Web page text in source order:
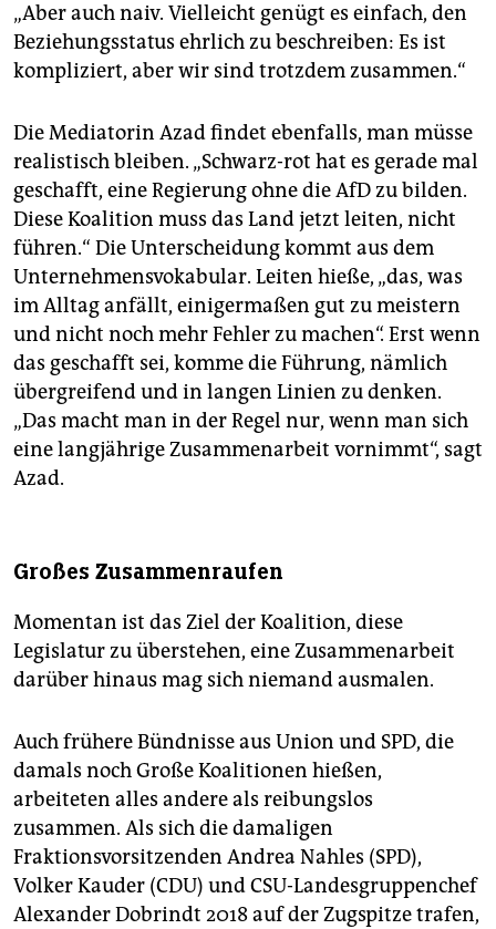
„Aber auch naiv. Vielleicht genügt es einfach, den
Beziehungsstatus ehrlich zu beschreiben: Es ist
kompliziert, aber wir sind trotzdem zusammen.“
Die Mediatorin Azad findet ebenfalls, man müsse
realistisch bleiben. „Schwarz-rot hat es gerade mal
geschafft, eine Regierung ohne die AfD zu bilden.
Diese Koalition muss das Land jetzt leiten, nicht
führen.“ Die Unterscheidung kommt aus dem
Unternehmensvokabular. Leiten hieße, „das, was
im Alltag anfällt, einigermaßen gut zu meistern
und nicht noch mehr Fehler zu machen“. Erst wenn
das geschafft sei, komme die Führung, nämlich
übergreifend und in langen Linien zu denken.
„Das macht man in der Regel nur, wenn man sich
eine langjährige Zusammenarbeit vornimmt“, sagt
Azad.
Großes Zusammenraufen
Momentan ist das Ziel der Koalition, diese
Legislatur zu überstehen, eine Zusammenarbeit
darüber hinaus mag sich niemand ausmalen.
Auch frühere Bündnisse aus Union und SPD, die
damals noch Große Koalitionen hießen,
arbeiteten alles andere als reibungslos
zusammen. Als sich die damaligen
Fraktionsvorsitzenden Andrea Nahles (SPD),
Volker Kauder (CDU) und CSU-Landesgruppenchef
Alexander Dobrindt 2018 auf der Zugspitze trafen,